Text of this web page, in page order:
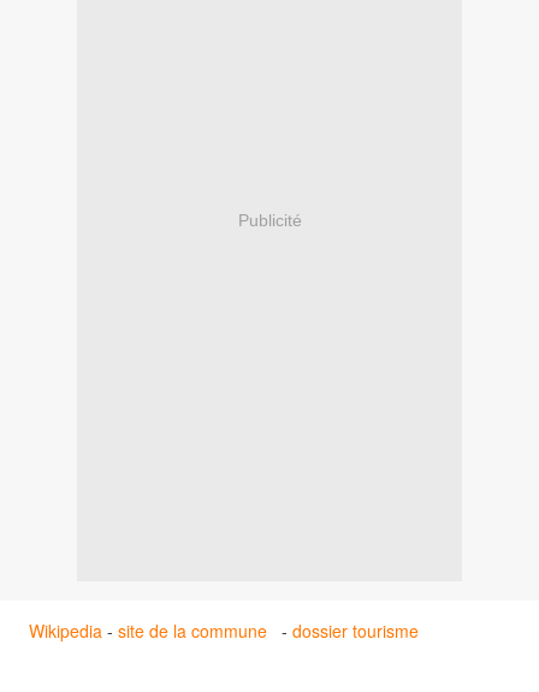
Publicité
Wikipedia - site de la commune - dossier tourisme